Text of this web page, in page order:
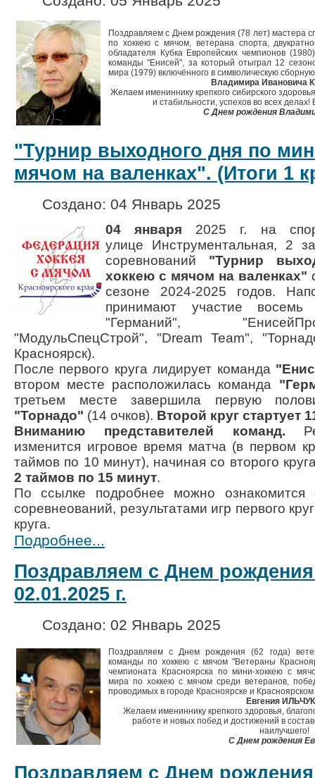
Поздравляем с Днем рождения (78 лет) мастера
по хоккею с мячом, ветерана спорта,
обладателя Кубка Европейских чемпионов
команды "Енисей", за который отыграл 12
мира (1979) включённого в символическую
Владимира Ивановича
Желаем имениннику крепкого сибирского
и стабильности, успехов во всех
С Днем рождения
"Турнир выходного дня по
мячом на валенках". (Итоги 1
Создано: 04 Январь 2025
04 января 2025 г. на
улице Инструментальная, 2
соревнований "Турнир
хоккею с мячом на валенках"
сезоне 2024-2025 годов.
принимают участие восемь
"Германий",
"МодульСпецСтрой", "Dream Team",
Красноярск).
После первого круга лидирует команда
втором месте расположилась команда
третьем месте завершила первую
"Торнадо" (14 очков). Второй круг стартует
Вниманию представителей команд.
изменится игровое время матча (в первом
таймов по 10 минут), начиная со второго
2 таймов по 15 минут.
По ссылке подробнее можно ознакомится
соревнеований, результатами игр первого
круга.
Подробнее...
Поздравляем с Днем
02.01.2025 г.
Создано: 02 Январь 2025
Поздравляем с Днем рождения (62 года)
команды по хоккею с мячом "Ветераны
чемпионата Красноярска по мини-хоккею с
мира по хоккею с мячом среди ветеранов,
проводимых в городе Красноярске и Красноярском
Евгения
Желаем имениннику крепкого здоровья,
работе и новых побед и достижений в
наилучшего!
С Днем рождения
Поздравляем с Днем